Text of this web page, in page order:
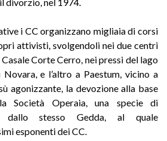
i CC organizzano migliaia di corsi
attivisti, svolgendoli nei due centri
Corte Cerro, nei pressi del lago
e l’altro a Paestum, vicino a
agonizzante, la devozione alla base
Società Operaia, una specie di
dallo stesso Gedda, al quale
esponenti dei CC.